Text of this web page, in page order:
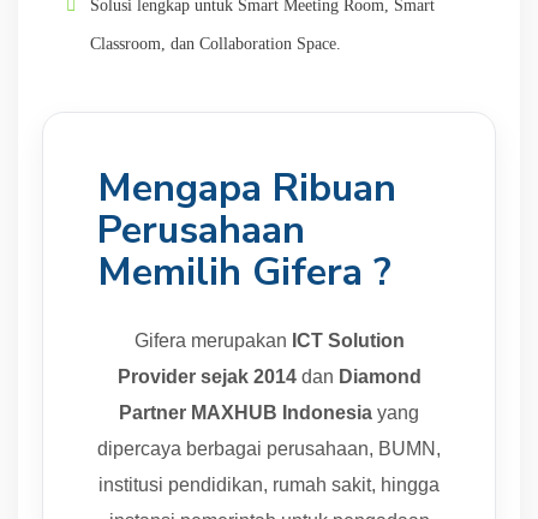
Solusi lengkap untuk Smart Meeting Room, Smart
Classroom, dan Collaboration Space.
Mengapa Ribuan
Perusahaan
Memilih Gifera ?
Gifera merupakan ICT Solution
Provider sejak 2014dan Diamond
Partner MAXHUB Indonesia yang
dipercaya berbagai perusahaan, BUMN,
institusi pendidikan, rumah sakit, hingga